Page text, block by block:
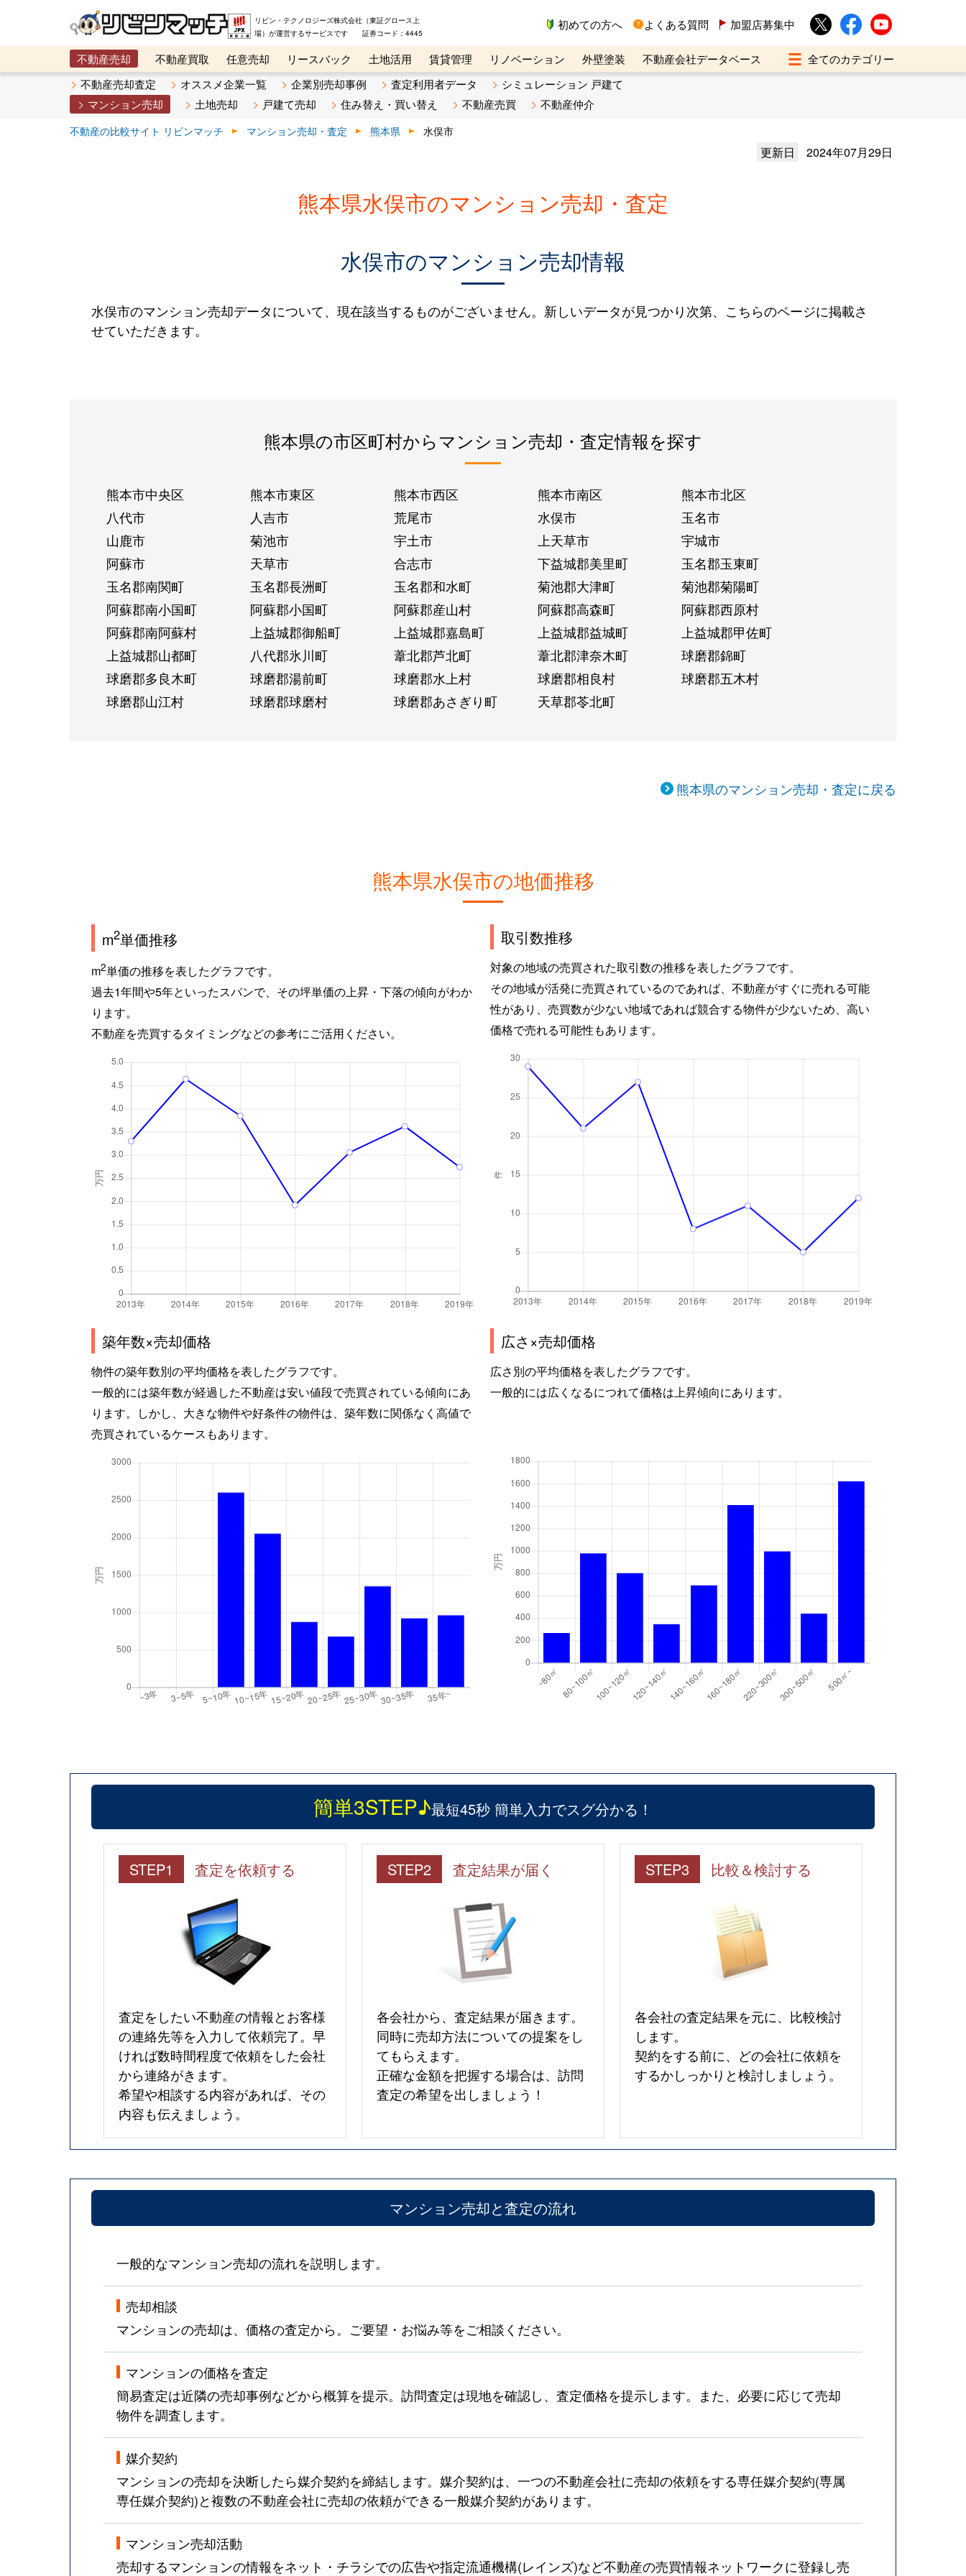
リビン・テクノロジーズ株式会社（東証グロース上
場）が運営するサービスです 証券コード：4445
初めての方へ よくある質問 加盟店募集中
不動産売却 不動産買取 任意売却 リースバック 土地活用 賃貸管理 リノベーション 外壁塗装
不動産会社データベース
メタ住宅展示場
ベスト不動産カンパニー オンライン講座 リビンマガジンBiz 不動産売却ご相談デスク
不動産売却査定 オススメ企業一覧 企業別売却事例 査定利用者データ
シミュレーション 戸建て
マンション売却
土地売却 戸建て売却 住み替え・買い替え 不動産売買 不動産仲介
不動産の比較サイト リビンマッチ マンション売却・査定 熊本県 水俣市
更新日 2024年07月29日
熊本県水俣市のマンション売却・査定
水俣市のマンション売却情報
水俣市のマンション売却データについて、現在該当するものがございません。新しいデータが見つかり次第、こちらのページに掲載さ
せていただきます。
熊本県の市区町村からマンション売却・査定情報を探す
熊本市中央区 熊本市東区 熊本市西区 熊本市南区
熊本市北区
八代市
人吉市 荒尾市 水俣市
玉名市
山鹿市
菊池市 宇土市 上天草市
宇城市
阿蘇市
天草市 合志市 下益城郡美里町
玉名郡玉東町
玉名郡南関町
玉名郡長洲町 玉名郡和水町 菊池郡大津町
菊池郡菊陽町
阿蘇郡南小国町
阿蘇郡小国町 阿蘇郡産山村 阿蘇郡高森町
阿蘇郡西原村
阿蘇郡南阿蘇村
上益城郡御船町 上益城郡嘉島町 上益城郡益城町
上益城郡甲佐町
上益城郡山都町
八代郡氷川町 葦北郡芦北町 葦北郡津奈木町
球磨郡錦町
球磨郡多良木町
球磨郡湯前町 球磨郡水上村 球磨郡相良村
球磨郡五木村
球磨郡山江村
球磨郡球磨村 球磨郡あさぎり町 天草郡苓北町
熊本県のマンション売却・査定に戻る
熊本県水俣市の地価推移
m2単価推移
m2単価の推移を表したグラフです。
過去1年間や5年といったスパンで、その坪単価の上昇・下落の傾向がわか
ります。
不動産を売買するタイミングなどの参考にご活用ください。
取引数推移
対象の地域の売買された取引数の推移を表したグラフです。
その地域が活発に売買されているのであれば、不動産がすぐに売れる可能
性があり、売買数が少ない地域であれば競合する物件が少ないため、高い
価格で売れる可能性もあります。
築年数×売却価格
物件の築年数別の平均価格を表したグラフです。
一般的には築年数が経過した不動産は安い値段で売買されている傾向にあ
ります。しかし、大きな物件や好条件の物件は、築年数に関係なく高値で
売買されているケースもあります。
広さ×売却価格
広さ別の平均価格を表したグラフです。
一般的には広くなるにつれて価格は上昇傾向にあります。
簡単3STEP♪最短45秒 簡単入力でスグ分かる！
STEP1 査定を依頼する
査定をしたい不動産の情報とお客様
の連絡先等を入力して依頼完了。早
ければ数時間程度で依頼をした会社
から連絡がきます。
希望や相談する内容があれば、その
内容も伝えましょう。
STEP2 査定結果が届く
各会社から、査定結果が届きます。
同時に売却方法についての提案をし
てもらえます。
正確な金額を把握する場合は、訪問
査定の希望を出しましょう！
STEP3 比較＆検討する
各会社の査定結果を元に、比較検討
します。
契約をする前に、どの会社に依頼を
するかしっかりと検討しましょう。
マンション売却と査定の流れ
一般的なマンション売却の流れを説明します。
売却相談
マンションの売却は、価格の査定から。ご要望・お悩み等をご相談ください。
マンションの価格を査定
簡易査定は近隣の売却事例などから概算を提示。訪問査定は現地を確認し、査定価格を提示します。また、必要に応じて売却
物件を調査します。
媒介契約
マンションの売却を決断したら媒介契約を締結します。媒介契約は、一つの不動産会社に売却の依頼をする専任媒介契約(専属
専任媒介契約)と複数の不動産会社に売却の依頼ができる一般媒介契約があります。
マンション売却活動
売却するマンションの情報をネット・チラシでの広告や指定流通機構(レインズ)など不動産の売買情報ネットワークに登録し売